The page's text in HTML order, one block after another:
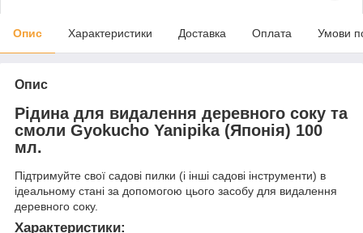
Опис Характеристики Доставка Оплата Умови
Опис
Рідина для видалення деревного соку та
смоли Gyokucho Yanipika (Японія) 100
мл.
Підтримуйте свої садові пилки (і інші садові інструменти) в
ідеальному стані за допомогою цього засобу для видалення
деревного соку.
Характеристики: